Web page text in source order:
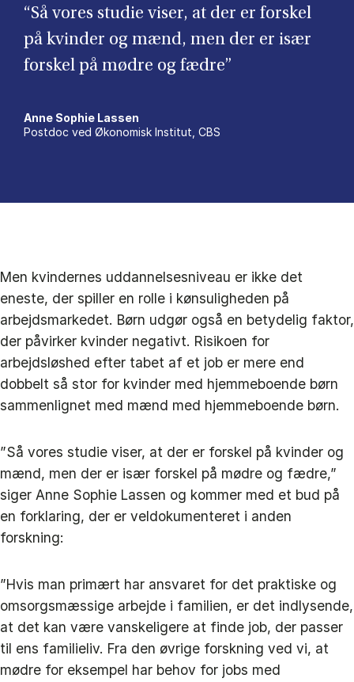
“Så vores studie viser, at der er forskel
på kvinder og mænd, men der er især
forskel på mødre og fædre”
Anne Sophie Lassen
Postdoc ved Økonomisk Institut, CBS
Men kvindernes uddannelsesniveau er ikke det
eneste, der spiller en rolle i kønsuligheden på
arbejdsmarkedet. Børn udgør også en betydelig faktor,
der påvirker kvinder negativt. Risikoen for
arbejdsløshed efter tabet af et job er mere end
dobbelt så stor for kvinder med hjemmeboende børn
sammenlignet med mænd med hjemmeboende børn.
”Så vores studie viser, at der er forskel på kvinder og
mænd, men der er især forskel på mødre og fædre,”
siger Anne Sophie Lassen og kommer med et bud på
en forklaring, der er veldokumenteret i anden
forskning:
”Hvis man primært har ansvaret for det praktiske og
omsorgsmæssige arbejde i familien, er det indlysende,
at det kan være vanskeligere at finde job, der passer
til ens familieliv. Fra den øvrige forskning ved vi, at
mødre for eksempel har behov for jobs med